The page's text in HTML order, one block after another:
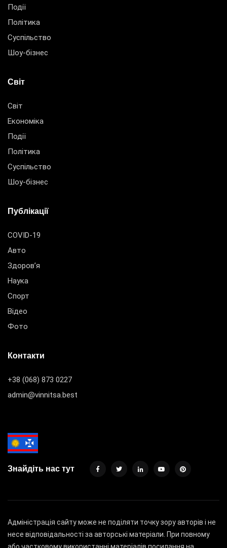
Події
Політика
Суспільство
Шоу-бізнес
Світ
Світ
Економіка
Події
Політика
Суспільство
Шоу-бізнес
Публікації
COVID-19
Авто
Здоров’я
Наука
Спорт
Відео
Фото
Контакти
+38 (068) 873 0227
admin@vinnitsa.best
Знайдіть нас тут
Адміністрація сайту може не поділяти точку зору авторів і не
несе відповідальності за авторські матеріали. При повному